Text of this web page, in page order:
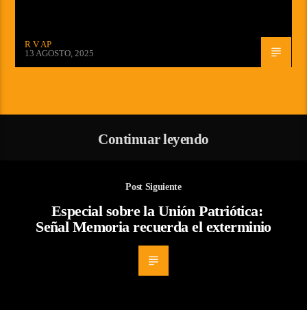
R V AP
13 AGOSTO, 2025
Continuar leyendo
Post Siguiente
Especial sobre la Unión Patriótica:
Señal Memoria recuerda el exterminio